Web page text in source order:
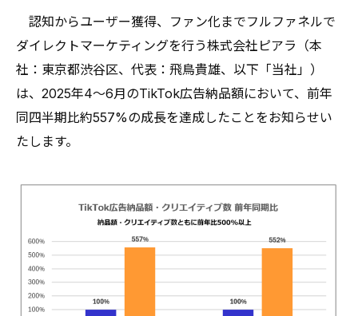
認知からユーザー獲得、ファン化までフルファネルで
ダイレクトマーケティングを行う株式会社ピアラ（本
社：東京都渋谷区、代表：飛鳥貴雄、以下「当社」）
は、2025年4〜6月のTikTok広告納品額において、前年
同四半期比約557%の成長を達成したことをお知らせい
たします。